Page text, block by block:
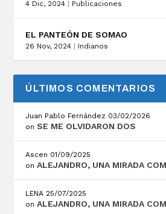
4 Dic, 2024 Publicaciones
EL PANTEÓN DE SOMAO
26 Nov, 2024 Indianos
ÚLTIMOS COMENTARIOS
Juan Pablo Fernández 03/02/2026
onSE ME OLVIDARON DOS
Ascen 01/09/2025
onALEJANDRO, UNA MIRADA
LENA 25/07/2025
onALEJANDRO, UNA MIRADA